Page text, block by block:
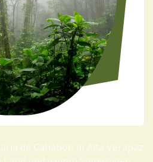
de Cahabon in Alta Verapaz